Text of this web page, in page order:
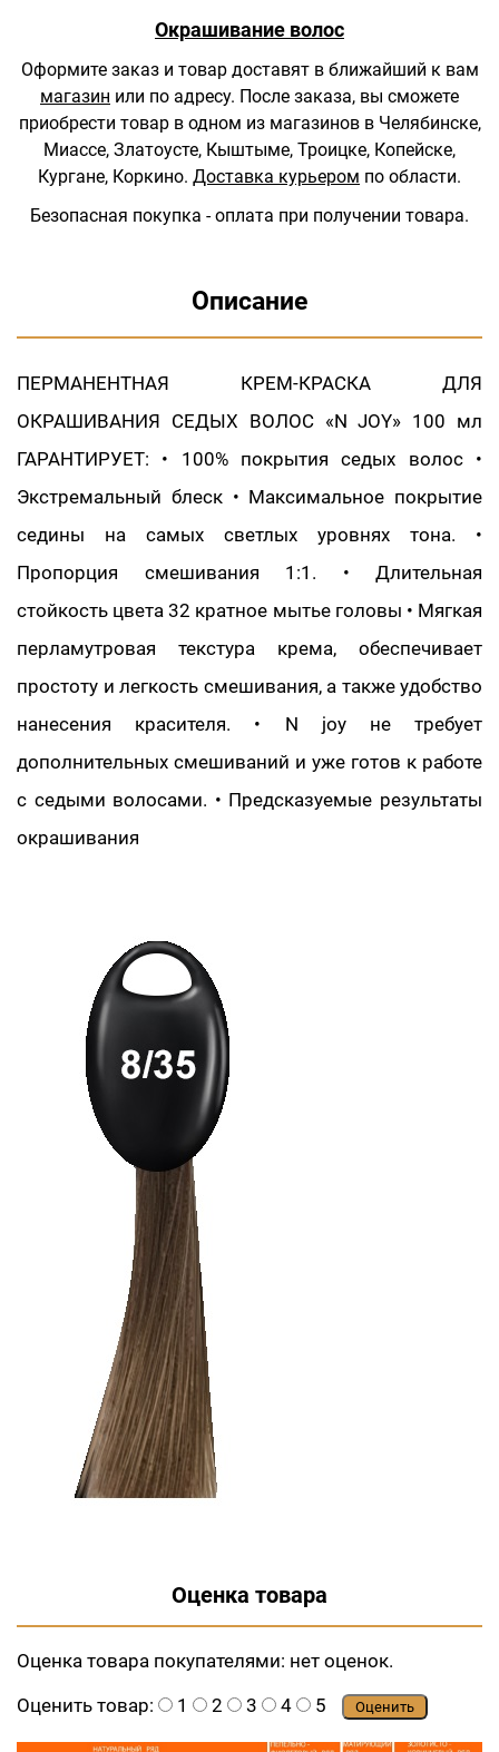
Окрашивание волос
Оформите заказ и товар доставят в ближайший к вам
магазин или по адресу. После заказа, вы сможете
приобрести товар в одном из магазинов в Челябинске,
Миассе, Златоусте, Кыштыме, Троицке, Копейске,
Кургане, Коркино. Доставка курьером по области.
Безопасная покупка - оплата при получении товара.
Описание
ПЕРМАНЕНТНАЯ КРЕМ-КРАСКА ДЛЯ
ОКРАШИВАНИЯ СЕДЫХ ВОЛОС «N JOY» 100 мл
ГАРАНТИРУЕТ: • 100% покрытия седых волос •
Экстремальный блеск • Максимальное покрытие
седины на самых светлых уровнях тона. •
Пропорция смешивания 1:1. • Длительная
стойкость цвета 32 кратное мытье головы • Мягкая
перламутровая текстура крема, обеспечивает
простоту и легкость смешивания, а также удобство
нанесения красителя. • N joy не требует
дополнительных смешиваний и уже готов к работе
с седыми волосами. • Предсказуемые результаты
окрашивания
Оценка товара
Оценка товара покупателями: нет оценок.
Оценить товар:
1 2 3 4 5 Оценить